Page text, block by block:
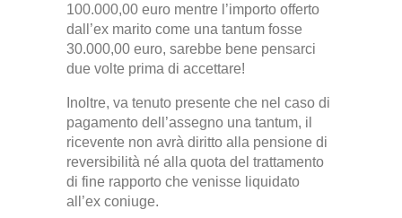
100.000,00 euro mentre l’importo offerto
dall’ex marito come una tantum fosse
30.000,00 euro, sarebbe bene pensarci
due volte prima di accettare!
Inoltre, va tenuto presente che nel caso di
pagamento dell’assegno una tantum, il
ricevente non avrà diritto alla pensione di
reversibilità né alla quota del trattamento
di fine rapporto che venisse liquidato
all’ex coniuge.